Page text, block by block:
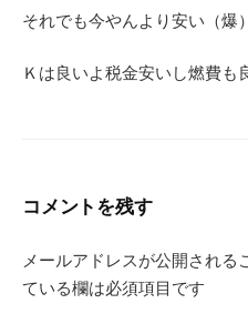
それでも今やんより安い（爆）
Ｋは良いよ税金安いし燃費も
コメントを残す
メールアドレスが公開される
ている欄は必須項目です